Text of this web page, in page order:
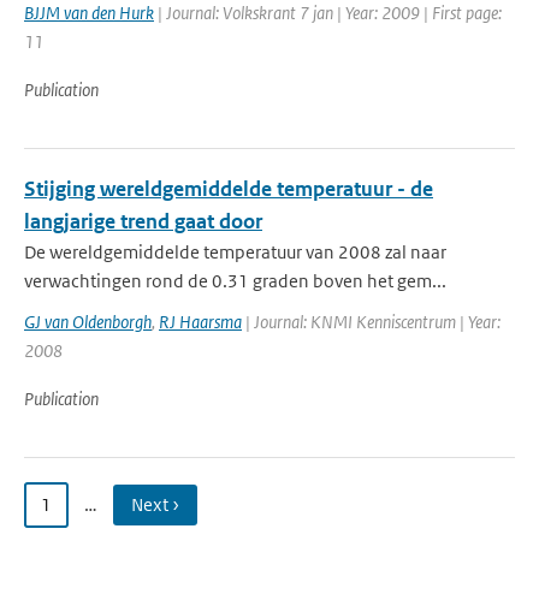
BJJM van den Hurk | Journal: Volkskrant 7 jan | Year: 2009 | First page:
11
Publication
Stijging wereldgemiddelde temperatuur - de
langjarige trend gaat door
De wereldgemiddelde temperatuur van 2008 zal naar
verwachtingen rond de 0.31 graden boven het gem...
GJ van Oldenborgh, RJ Haarsma | Journal: KNMI Kenniscentrum | Year:
2008
Publication
1 … Next ›